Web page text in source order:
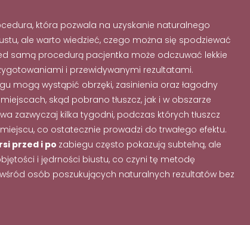
która pozwala na uzyskanie naturalnego
ale warto wiedzieć, czego można się spodziewać
samą procedurą pacjentka może odczuwać lekkie
i przewidywanymi rezultatami.
mogą wystąpić obrzęki, zasinienia oraz łagodny
skąd pobrano tłuszcz, jak i w obszarze
zazwyczaj kilka tygodni, podczas których tłuszcz
co ostatecznie prowadzi do trwałego efektu.
przed i po zabiegu często pokazują subtelną, ale
i jędrności biustu, co czyni tę metodę
osób poszukujących naturalnych rezultatów bez